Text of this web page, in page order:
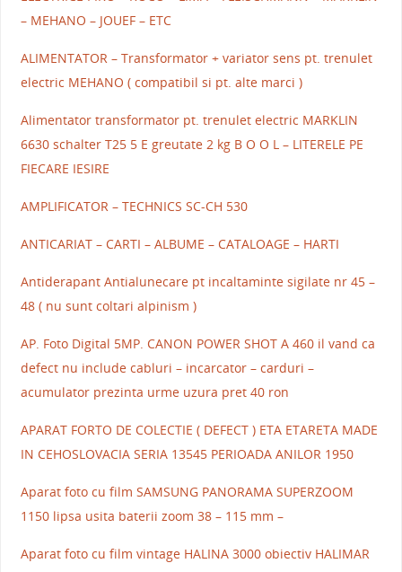
– MEHANO – JOUEF – ETC
ALIMENTATOR – Transformator + variator sens pt. trenulet
electric MEHANO ( compatibil si pt. alte marci )
Alimentator transformator pt. trenulet electric MARKLIN
6630 schalter T25 5 E greutate 2 kg B O O L – LITERELE PE
FIECARE IESIRE
AMPLIFICATOR – TECHNICS SC-CH 530
ANTICARIAT – CARTI – ALBUME – CATALOAGE – HARTI
Antiderapant Antialunecare pt incaltaminte sigilate nr 45 –
48 ( nu sunt coltari alpinism )
AP. Foto Digital 5MP. CANON POWER SHOT A 460 il vand ca
defect nu include cabluri – incarcator – carduri –
acumulator prezinta urme uzura pret 40 ron
APARAT FORTO DE COLECTIE ( DEFECT ) ETA ETARETA MADE
IN CEHOSLOVACIA SERIA 13545 PERIOADA ANILOR 1950
Aparat foto cu film SAMSUNG PANORAMA SUPERZOOM
1150 lipsa usita baterii zoom 38 – 115 mm –
Aparat foto cu film vintage HALINA 3000 obiectiv HALIMAR